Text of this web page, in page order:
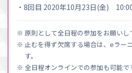
・8回目 2020年10月23日(金)
※ 原則として全日程の参加をお願いし
※ 止むを得ず欠席する場合は、eラー
す。
※ 全日程オンラインでの参加も可能で